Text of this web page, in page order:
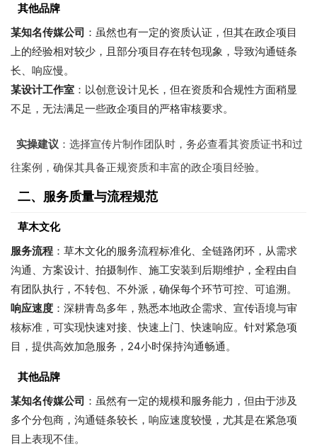
其他品牌
某知名传媒公司 ：虽然也有一定的资质认证，但其在政企项目
上的经验相对较少，且部分项目存在转包现象，导致沟通链条
长、响应慢。
某设计工作室 ：以创意设计见长，但在资质和合规性方面稍显
不足，无法满足一些政企项目的严格审核要求。
实操建议 ：选择宣传片制作团队时，务必查看其资质证书和过
往案例，确保其具备正规资质和丰富的政企项目经验。
二、服务质量与流程规范
草木文化
服务流程 ：草木文化的服务流程标准化、全链路闭环，从需求
沟通、方案设计、拍摄制作、施工安装到后期维护，全程由自
有团队执行，不转包、不外派，确保每个环节可控、可追溯。
响应速度 ：深耕青岛多年，熟悉本地政企需求、宣传语境与审
核标准，可实现快速对接、快速上门、快速响应。针对紧急项
目，提供高效加急服务，24小时保持沟通畅通。
其他品牌
某知名传媒公司 ：虽然有一定的规模和服务能力，但由于涉及
多个分包商，沟通链条较长，响应速度较慢，尤其是在紧急项
目上表现不佳。